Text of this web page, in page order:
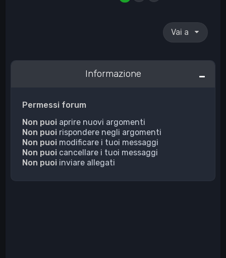
Vai a
Informazione
Permessi forum
Non puoi aprire nuovi argomenti
Non puoi rispondere negli argomenti
Non puoi modificare i tuoi messaggi
Non puoi cancellare i tuoi messaggi
Non puoi inviare allegati